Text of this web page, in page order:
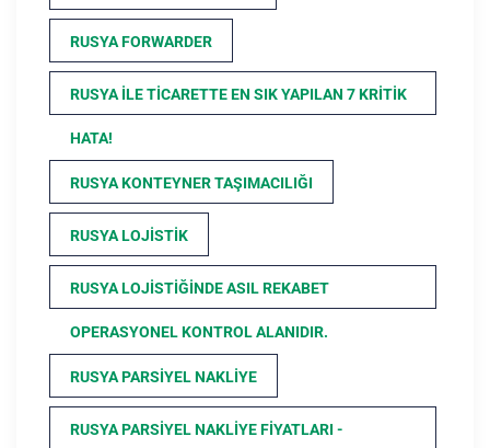
RUSYA FORWARDER
RUSYA ILE TICARETTE EN SIK YAPILAN 7 KRITIK
HATA!
RUSYA KONTEYNER TAŞIMACILIĞI
RUSYA LOJISTIK
RUSYA LOJISTIĞINDE ASIL REKABET
OPERASYONEL KONTROL ALANIDIR.
RUSYA PARSIYEL NAKLIYE
RUSYA PARSIYEL NAKLIYE FIYATLARI -